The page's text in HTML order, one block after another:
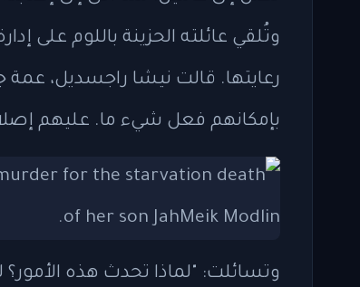
وتُلقي عائلته الحزينة باللوم على
رعايتها. قالت نيشا راجسديل،
بإمكانهم فعل شيء ما. عليهم
وتسائلت: "لماذا تحدث هذه الأمور؟